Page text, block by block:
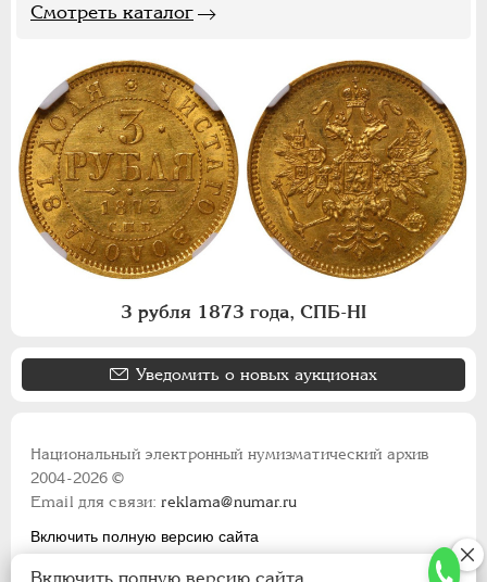
Смотреть каталог
3 рубля 1873 года, СПБ-НI
Уведомить о новых аукционах
Национальный электронный нумизматический архив
2004-2026 ©
Email для связи:reklama@numar.ru
Включить полную версию сайта